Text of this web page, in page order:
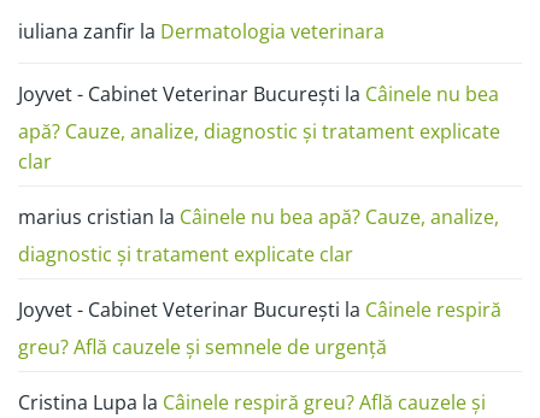
cum
o
alergie
sau
iuliana zanfir la Dermatologia veterinara
Joyvet - Cabinet Veterinar București la Câinele nu bea
apă? Cauze, analize, diagnostic și tratament explicate
clar
marius cristian la Câinele nu bea apă? Cauze, analize,
diagnostic și tratament explicate clar
Joyvet - Cabinet Veterinar București la Câinele respiră
greu? Află cauzele și semnele de urgență
Cristina Lupa la Câinele respiră greu? Află cauzele și